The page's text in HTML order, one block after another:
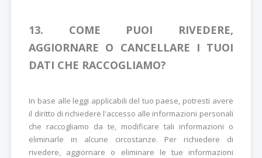
13. COME PUOI RIVEDERE,
AGGIORNARE O CANCELLARE I TUOI
DATI CHE RACCOGLIAMO?
In base alle leggi applicabili del tuo paese, potresti avere
il diritto di richiedere l'accesso alle informazioni personali
che raccogliamo da te, modificare tali informazioni o
eliminarle in alcune circostanze. Per richiedere di
rivedere, aggiornare o eliminare le tue informazioni